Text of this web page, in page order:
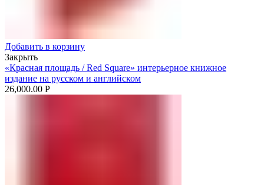
Добавить в корзину
Закрыть
«Красная площадь / Red Square» интерьерное книжное
издание на русском и английском
26,000.00 Р